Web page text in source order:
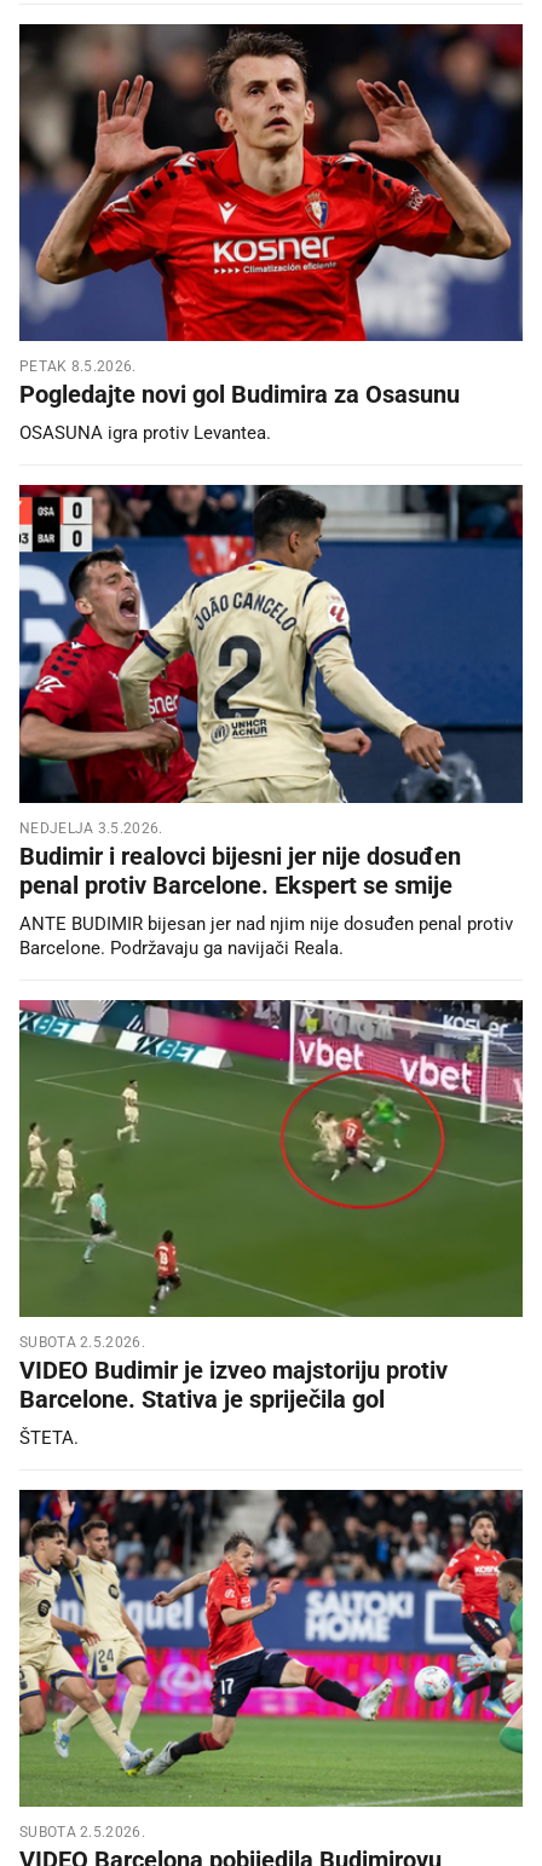
PETAK 8.5.2026.
Pogledajte novi gol Budimira za Osasunu
OSASUNA igra protiv Levantea.
NEDJELJA 3.5.2026.
Budimir i realovci bijesni jer nije dosuđen
penal protiv Barcelone. Ekspert se smije
ANTE BUDIMIR bijesan jer nad njim nije dosuđen penal protiv
Barcelone. Podržavaju ga navijači Reala.
SUBOTA 2.5.2026.
VIDEO Budimir je izveo majstoriju protiv
Barcelone. Stativa je spriječila gol
ŠTETA.
SUBOTA 2.5.2026.